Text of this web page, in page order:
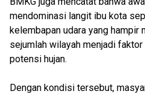
mendominasi langit ibu kota
kelembapan udara yang hampir
sejumlah wilayah menjadi
potensi hujan.
Dengan kondisi tersebut,